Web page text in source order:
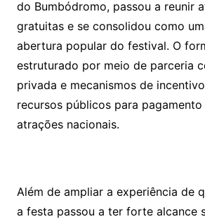
do Bumbódromo, passou a reunir
gratuitas e se consolidou como
abertura popular do festival. O
estruturado por meio de parceria
privada e mecanismos de
recursos públicos para
atrações nacionais.
Além de ampliar a experiência de
a festa passou a ter forte alcance